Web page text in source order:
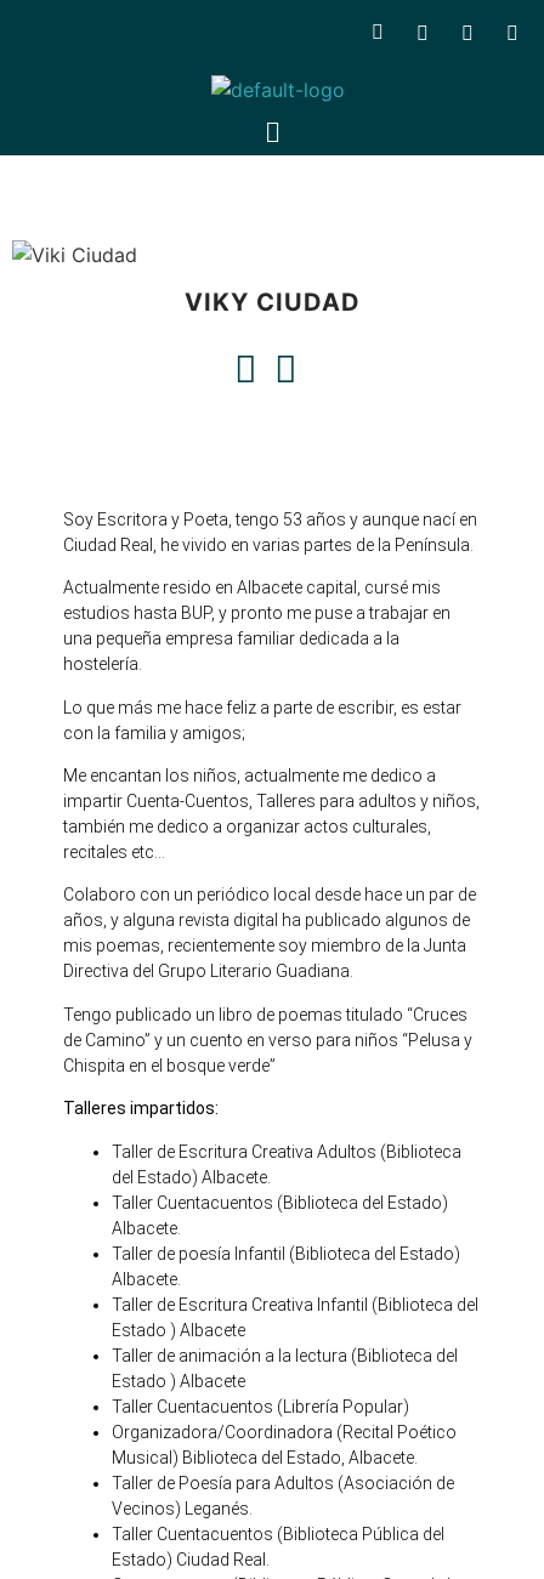
VIKY CIUDAD
Soy Escritora y Poeta, tengo 53 años y aunque nací en
Ciudad Real, he vivido en varias partes de la Península.
Actualmente resido en Albacete capital, cursé mis
estudios hasta BUP, y pronto me puse a trabajar en
una pequeña empresa familiar dedicada a la
hostelería.
Lo que más me hace feliz a parte de escribir, es estar
con la familia y amigos;
Me encantan los niños, actualmente me dedico a
impartir Cuenta-Cuentos, Talleres para adultos y niños,
también me dedico a organizar actos culturales,
recitales etc…
Colaboro con un periódico local desde hace un par de
años, y alguna revista digital ha publicado algunos de
mis poemas, recientemente soy miembro de la Junta
Directiva del Grupo Literario Guadiana.
Tengo publicado un libro de poemas titulado “Cruces
de Camino” y un cuento en verso para niños “Pelusa y
Chispita en el bosque verde”
Talleres impartidos:
Taller de Escritura Creativa Adultos (Biblioteca
del Estado) Albacete.
Taller Cuentacuentos (Biblioteca del Estado)
Albacete.
Taller de poesía Infantil (Biblioteca del Estado)
Albacete.
Taller de Escritura Creativa Infantil (Biblioteca del
Estado ) Albacete
Taller de animación a la lectura (Biblioteca del
Estado ) Albacete
Taller Cuentacuentos (Librería Popular)
Organizadora/Coordinadora (Recital Poético
Musical) Biblioteca del Estado, Albacete.
Taller de Poesía para Adultos (Asociación de
Vecinos) Leganés.
Taller Cuentacuentos (Biblioteca Pública del
Estado) Ciudad Real.